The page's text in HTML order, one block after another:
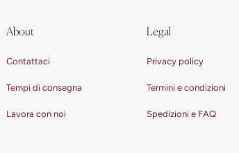
About
Contattaci
Tempi di consegna
Lavora con noi
Legal
Privacy policy
Termini e condizioni
Spedizioni e FAQ